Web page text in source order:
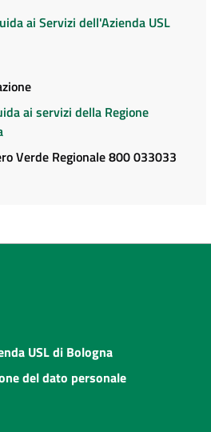
ai Servizi dell'Azienda USL
ai servizi della Regione
Verde Regionale 800 033033
USL di Bologna
del dato personale